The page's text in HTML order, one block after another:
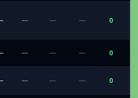
— — — 0
— — — 0
— — — 0